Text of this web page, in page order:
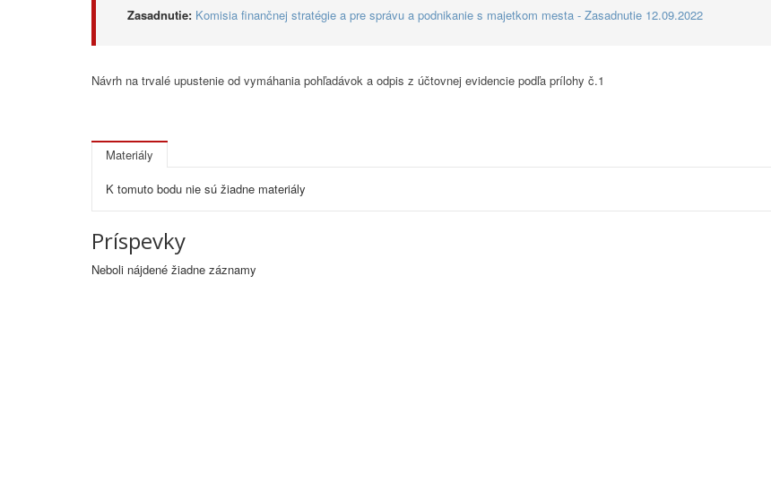
Zasadnutie: Komisia finančnej stratégie a pre správu a podnikanie s majetkom mesta - Zasadnutie 12.09.2022
Návrh na trvalé upustenie od vymáhania pohľadávok a odpis z účtovnej evidencie podľa prílohy č.1
Materiály
K tomuto bodu nie sú žiadne materiály
Príspevky
Neboli nájdené žiadne záznamy